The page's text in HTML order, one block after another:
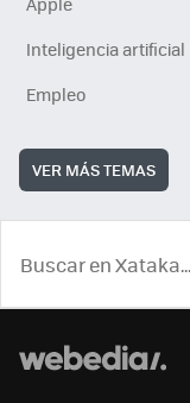
Inteligencia artificial
Empleo
VER MÁS TEMAS